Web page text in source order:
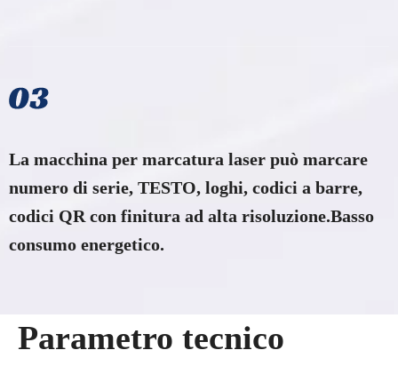
La macchina per marcatura laser può marcare
numero di serie, TESTO, loghi, codici a barre,
codici QR con finitura ad alta risoluzione.Basso
consumo energetico.
Parametro tecnico